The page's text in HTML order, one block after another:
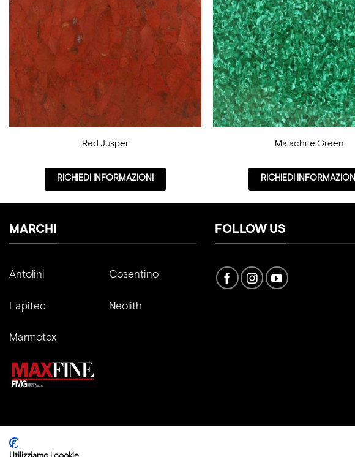
Red Jusper
RICHIEDI INFORMAZIONI
Malachite Green
RICHIEDI INFORMAZIONI
MARCHI
Antolini
Lapitec
Marmotex
Cosentino
Neolith
FOLLOW US
Copyright 2026 ©